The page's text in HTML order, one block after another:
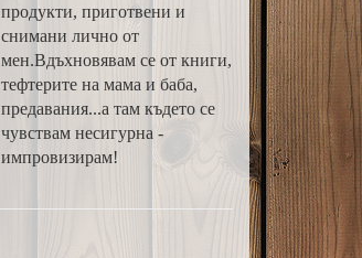
продукти, приготвени и
снимани лично от
мен.Вдъхновявам се от книги,
тефтерите на мама и баба,
предавания...а там където се
чувствам несигурна -
импровизирам!